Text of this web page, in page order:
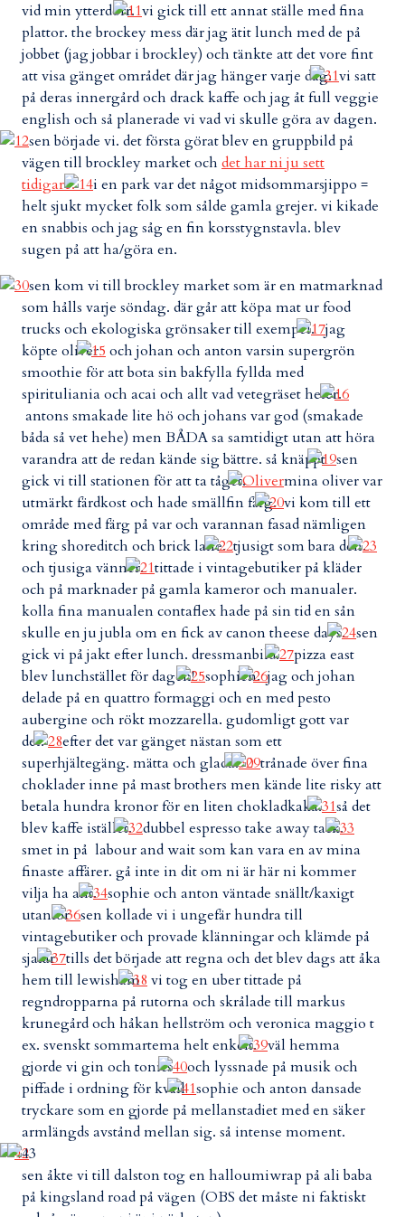
vid min ytterdörr. vi gick till ett annat ställe med fina
plattor. the brockey mess där jag ätit lunch med de på
jobbet (jag jobbar i brockley) och tänkte att det vore fint
att visa gänget området där jag hänger varje dag. vi satt
på deras innergård och drack kaffe och jag åt full veggie
english och så planerade vi vad vi skulle göra av dagen.
sen började vi. det första görat blev en gruppbild på
vägen till brockley market och det har ni ju sett
tidigare. i en park var det något midsommarsjippo =
helt sjukt mycket folk som sålde gamla grejer. vi kikade
en snabbis och jag såg en fin korsstygnstavla. blev
sugen på att ha/göra en.
sen kom vi till brockley market som är en matmarknad
som hålls varje söndag. där går att köpa mat ur food
trucks och ekologiska grönsaker till exempel. jag
köpte oliver och johan och anton varsin supergrön
smoothie för att bota sin bakfylla fyllda med
spirituliania och acai och allt vad vetegräset heter.
antons smakade lite hö och johans var god (smakade
båda så vet hehe) men BÅDA sa samtidigt utan att höra
varandra att de redan kände sig bättre. så knäppt sen
gick vi till stationen för att ta tåget.
mina oliver var
utmärkt färdkost och hade smällfin färg. vi kom till ett
område med färg på var och varannan fasad nämligen
kring shoreditch och brick lane. tjusigt som bara den.
och tjusiga vänner. tittade i vintagebutiker på kläder
och på marknader på gamla kameror och manualer.
kolla fina manualen contaflex hade på sin tid en sån
skulle en ju jubla om en fick av canon theese days. sen
gick vi på jakt efter lunch. dressmanbild. pizza east
blev lunchstället för dagen! sophien. jag och johan
delade på en quattro formaggi och en med pesto
aubergine och rökt mozzarella. gudomligt gott var
det. efter det var gänget nästan som ett
superhjältegäng. mätta och glada.
trånade över fina
choklader inne på mast brothers men kände lite risky att
betala hundra kronor för en liten chokladkaka. så det
blev kaffe istället. dubbel espresso take away tack.
smet in på labour and wait som kan vara en av mina
finaste affärer. gå inte in dit om ni är här ni kommer
vilja ha allt. sophie och anton väntade snällt/kaxigt
utanför sen kollade vi i ungefär hundra till
vintagebutiker och provade klänningar och klämde på
sjalar tills det började att regna och det blev dags att åka
hem till lewisham vi tog en uber tittade på
regndropparna på rutorna och skrålade till markus
krunegård och håkan hellström och veronica maggio t
ex. svenskt sommartema helt enkelt. väl hemma
gjorde vi gin och tonics och lyssnade på musik och
piffade i ordning för kväll sophie och anton dansade
tryckare som en gjorde på mellanstadiet med en säker
armlängds avstånd mellan sig. så intense moment.
sen åkte vi till dalston tog en halloumiwrap på ali baba
på kingsland road på vägen (OBS det måste ni faktiskt